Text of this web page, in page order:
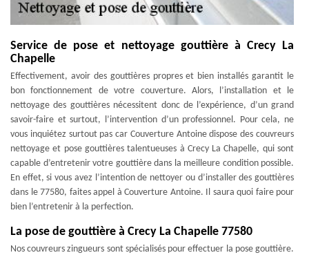
Service de pose et nettoyage gouttière à Crecy La
Chapelle
Effectivement, avoir des gouttières propres et bien installés garantit le
bon fonctionnement de votre couverture. Alors, l’installation et le
nettoyage des gouttières nécessitent donc de l’expérience, d’un grand
savoir-faire et surtout, l’intervention d’un professionnel. Pour cela, ne
vous inquiétez surtout pas car Couverture Antoine dispose des couvreurs
nettoyage et pose gouttières talentueuses à Crecy La Chapelle, qui sont
capable d’entretenir votre gouttière dans la meilleure condition possible.
En effet, si vous avez l’intention de nettoyer ou d’installer des gouttières
dans le 77580, faites appel à Couverture Antoine. Il saura quoi faire pour
bien l’entretenir à la perfection.
La pose de gouttière à Crecy La Chapelle 77580
Nos couvreurs zingueurs sont spécialisés pour effectuer la pose gouttière.